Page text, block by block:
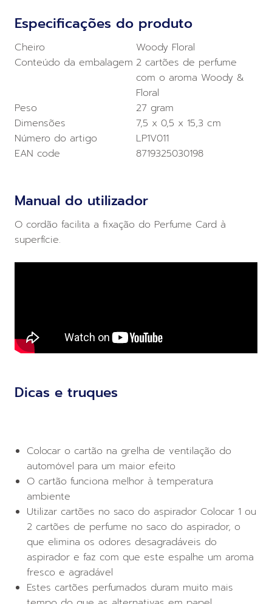
Especificações do produto
Cheiro
Woody Floral
Conteúdo da embalagem 2 cartões de perfume
com o aroma Woody &
Floral
Peso
27 gram
Dimensões
7,5 x 0,5 x 15,3 cm
Número do artigo
LP1V011
EAN code
8719325030198
Manual do utilizador
O cordão facilita a fixação do Perfume Card à
superfície.
Dicas e truques
Colocar o cartão na grelha de ventilação do
automóvel para um maior efeito
O cartão funciona melhor à temperatura
ambiente
Utilizar cartões no saco do aspirador Colocar 1 ou
2 cartões de perfume no saco do aspirador, o
que elimina os odores desagradáveis do
aspirador e faz com que este espalhe um aroma
fresco e agradável
Estes cartões perfumados duram muito mais